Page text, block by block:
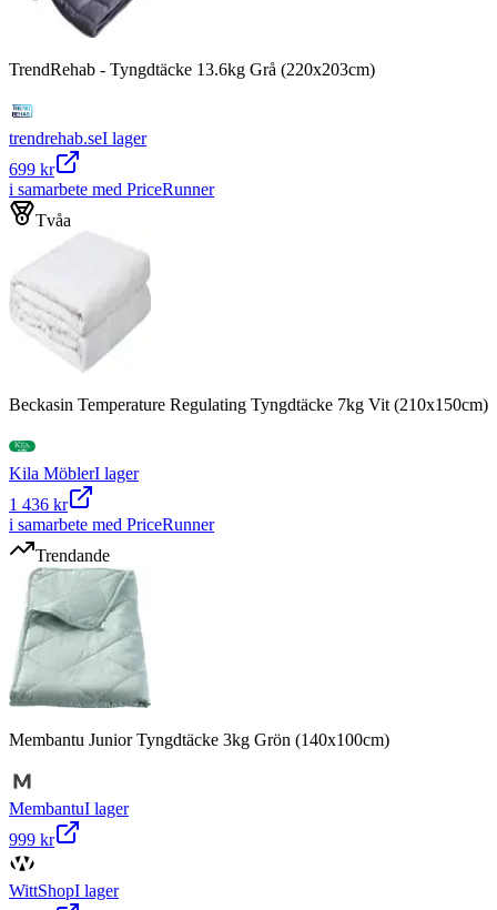
TrendRehab - Tyngdtäcke 13.6kg Grå (220x203cm)
trendrehab.seI lager
699 kr
i samarbete med PriceRunner
Tvåa
Beckasin Temperature Regulating Tyngdtäcke 7kg Vit (210x150cm)
Kila MöblerI lager
1 436 kr
i samarbete med PriceRunner
Trendande
Membantu Junior Tyngdtäcke 3kg Grön (140x100cm)
MembantuI lager
999 kr
WittShopI lager